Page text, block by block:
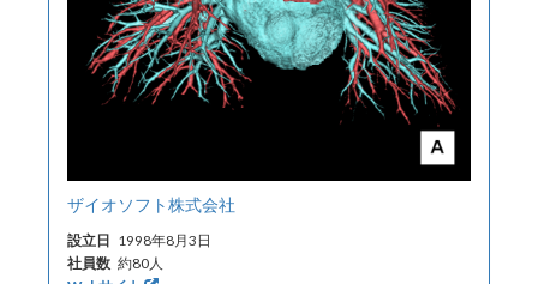
ザイオソフト株式会社
設立日 1998年8月3日
社員数 約80人